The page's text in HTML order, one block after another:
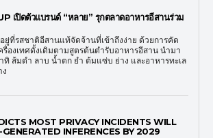
เปิดตัวแบรนด์ “หลาย” รุกตลาดอาหารอีสานร่วม
ยู่ที่รสชาติอีสานแท้จัดจ้านที่เข้าถึงง่าย ด้วยการคัด
รื่องเทศดั้งเดิมตามสูตรต้นตำรับอาหารอีสาน นำมา
ทิ ส้มตำ ลาบ น้ำตก ยำ ต้มแซ่บ ย่าง และอาหารทะเล
ง
MOST PRIVACY INCIDENTS WILL
INFERENCES BY 2029